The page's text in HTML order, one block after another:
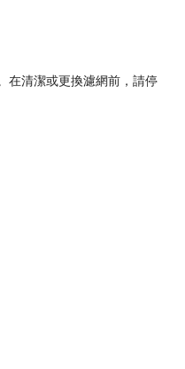
在清潔或更換濾網前，請停